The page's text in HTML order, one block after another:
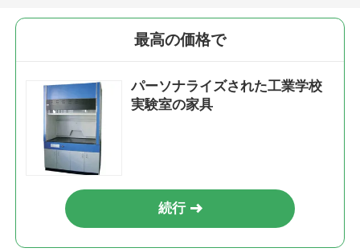
最高の価格で
パーソナライズされた工業学校
実験室の家具
続行